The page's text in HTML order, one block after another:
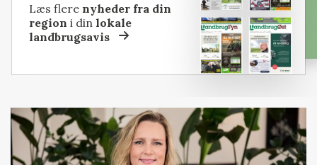
Læs flere nyheder fra din
region i dinlokale
landbrugsavis